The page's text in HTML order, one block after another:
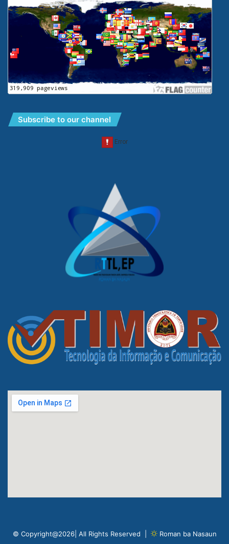
Subscribe to our channel
© Copyright@2026| All Rights Reserved | Roman ba Nasaun